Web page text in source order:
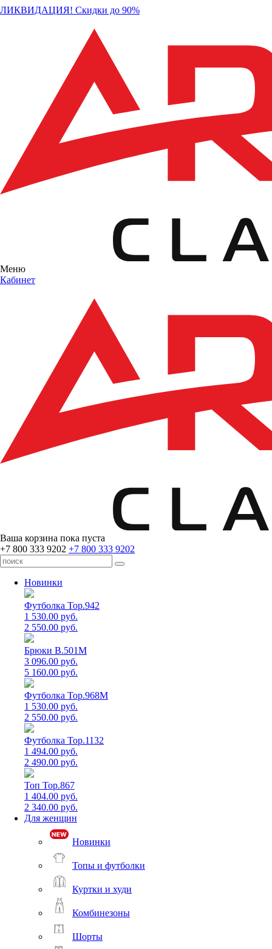
ЛИКВИДАЦИЯ! Скидки до 90%
Меню
Кабинет
Ваша корзина пока пуста
+7 800 333 9202 +7 800 333 9202
Новинки
Футболка Top.942
1 530.00 руб.
2 550.00 руб.
Брюки B.501M
3 096.00 руб.
5 160.00 руб.
Футболка Top.968M
1 530.00 руб.
2 550.00 руб.
Футболка Top.1132
1 494.00 руб.
2 490.00 руб.
Топ Top.867
1 404.00 руб.
2 340.00 руб.
Для женщин
Новинки
Топы и футболки
Куртки и худи
Комбинезоны
Шорты